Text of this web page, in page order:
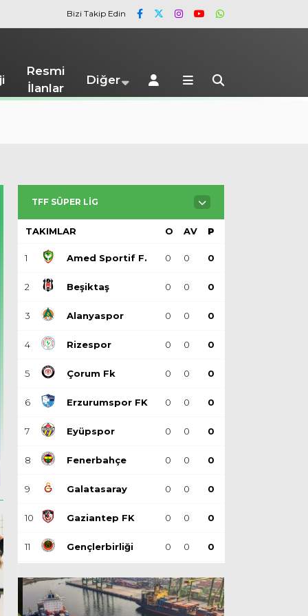
Bizi Takip Edin
Resmi
İlanlar
Diğer
TFF SÜPER LIG
TAKIMLAR O AV P
1 Amed Sportif F. 0 0 0
2 Beşiktaş 0 0 0
3 Alanyaspor 0 0 0
4 Rizespor 0 0 0
5 Çorum Fk 0 0 0
6 Erzurumspor FK 0 0 0
7 Eyüpspor 0 0 0
8 Fenerbahçe 0 0 0
9 Galatasaray 0 0 0
10 Gaziantep FK 0 0 0
11 Gençlerbirliği 0 0 0
12 Göztepe 0 0 0
Başakşehir 0 0 0